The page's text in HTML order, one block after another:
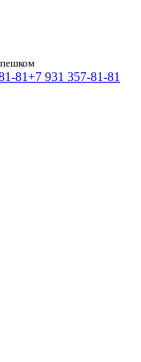
пешком
+7 931 357‑81‑81